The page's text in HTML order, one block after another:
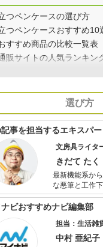
つペンケースの選び方
つペンケースおすすめ10
すすめ商品の比較一覧表
販サイトの人気ランキン
選び方
事を担当するエキスパー
文房具ライタ
きだて たく
最新機能系から
な悪筆と工作
その活動の結果得ら
著には『この
ビおすすめナビ編集部
担当：生活雑
中村 亜紀子